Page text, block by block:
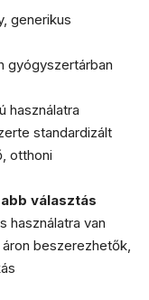
generikus
gyógyszertárban
használatra
standardizált
otthoni
választás
használatra van
beszerezhetők,